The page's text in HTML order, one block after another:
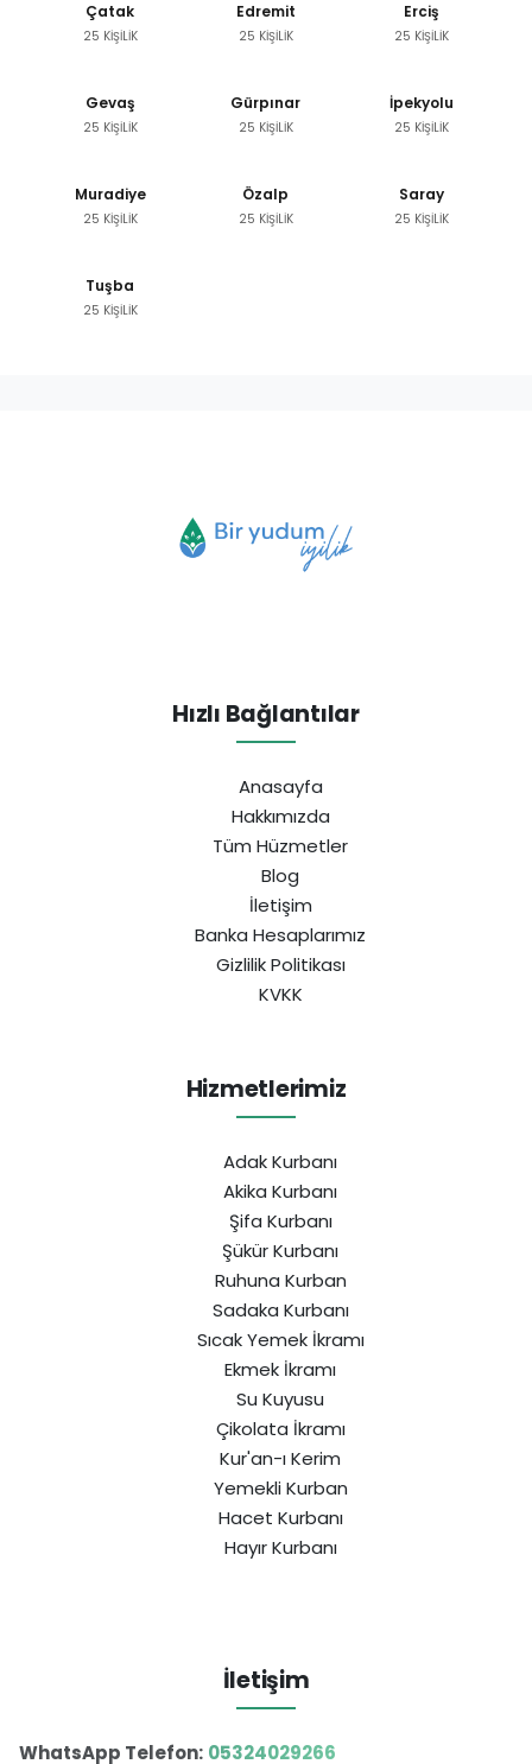
Çatak
25 KİŞİLİK
Edremit
25 KİŞİLİK
Erciş
25 KİŞİLİK
Gevaş
25 KİŞİLİK
Gürpınar
25 KİŞİLİK
İpekyolu
25 KİŞİLİK
Muradiye
25 KİŞİLİK
Özalp
25 KİŞİLİK
Saray
25 KİŞİLİK
Tuşba
25 KİŞİLİK
Hızlı Bağlantılar
Anasayfa
Hakkımızda
Tüm Hüzmetler
Blog
İletişim
Banka Hesaplarımız
Gizlilik Politikası
KVKK
Hizmetlerimiz
Adak Kurbanı
Akika Kurbanı
Şifa Kurbanı
Şükür Kurbanı
Ruhuna Kurban
Sadaka Kurbanı
Sıcak Yemek İkramı
Ekmek İkramı
Su Kuyusu
Çikolata İkramı
Kur'an-ı Kerim
Yemekli Kurban
Hacet Kurbanı
Hayır Kurbanı
İletişim
WhatsApp Telefon: 05324029266